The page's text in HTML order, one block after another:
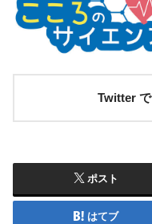
Twitter で
ポスト
はてブ